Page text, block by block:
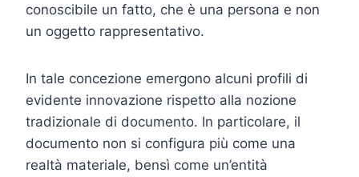
conoscibile un fatto, che è una persona e non
un oggetto rappresentativo.
In tale concezione emergono alcuni profili di
evidente innovazione rispetto alla nozione
tradizionale di documento. In particolare, il
documento non si configura più come una
realtà materiale, bensì come un’entità